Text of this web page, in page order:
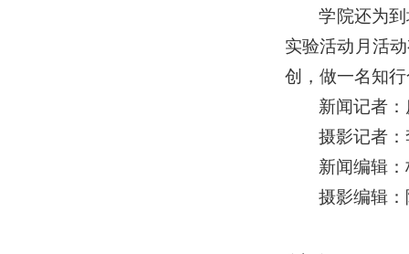
学院还为
实验活动月活
创，做一名知
新闻记者
摄影记者
新闻编辑
摄影编辑